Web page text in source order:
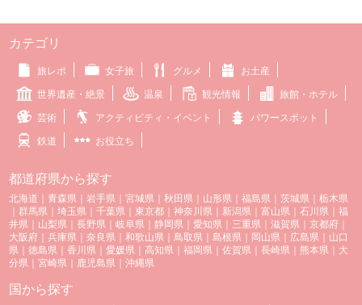
カテゴリ
旅レポ 女子旅 グルメ お土産
世界遺産・絶景 温泉 観光情報 旅館・ホテル
芸術 アクティビティ・イベント パワースポット
鉄道 お役立ち
都道府県から探す
北海道 ｜青森県 ｜ 岩手県 ｜宮城県 ｜秋田県 ｜ 山形県 ｜福島県 ｜茨城県 ｜栃木県
｜ 群馬県 ｜埼玉県 ｜千葉県 ｜ 東京都 ｜神奈川県 ｜ 新潟県 ｜富山県 ｜石川県 ｜福
井県 ｜ 山梨県 ｜長野県 ｜岐阜県 ｜静岡県 ｜愛知県 ｜ 三重県 ｜滋賀県 ｜京都府 ｜
大阪府 ｜兵庫県 ｜奈良県 ｜和歌山県 ｜ 鳥取県 ｜島根県 ｜ 岡山県 ｜ 広島県 ｜ 山口
県 ｜徳島県 ｜香川県 ｜愛媛県 ｜高知県 ｜福岡県 ｜佐賀県 ｜長崎県 ｜ 熊本県 ｜ 大
分県 ｜宮崎県 ｜ 鹿児島県 ｜沖縄県
国から探す